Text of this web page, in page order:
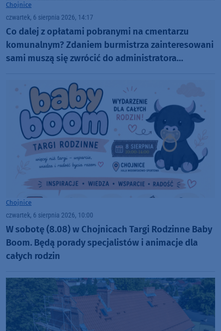
Chojnice
czwartek, 6 sierpnia 2026, 14:17
Co dalej z opłatami pobranymi na cmentarzu
komunalnym? Zdaniem burmistrza zainteresowani
sami muszą się zwrócić do administratora
Chojnice
czwartek, 6 sierpnia 2026, 10:00
W sobotę (8.08) w Chojnicach Targi Rodzinne Baby
Boom. Będą porady specjalistów i animacje dla
całych rodzin